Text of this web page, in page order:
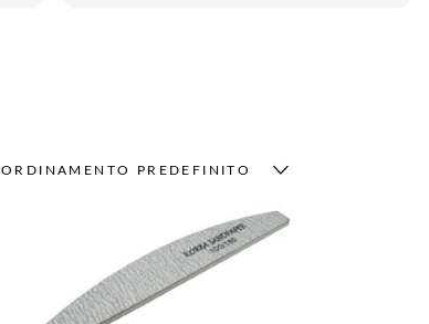
ORDINAMENTO PREDEFINITO